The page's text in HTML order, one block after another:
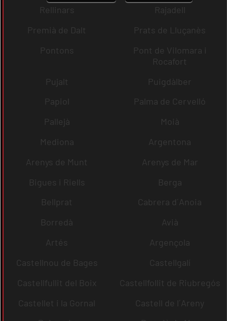
Rellinars
Rajadell
Premià de Dalt
Prats de Lluçanès
Pontons
Pont de Vilomara i
Rocafort
Pujalt
Puigdàlber
Papiol
Palma de Cervelló
Pallejà
Moià
Mediona
Argentona
Arenys de Munt
Arenys de Mar
Bigues i Riells
Berga
Bellprat
Cabrera d´Anoia
Borredà
Avià
Artés
Argençola
Castellnou de Bages
Castellgalí
Castellfullit del Boix
Castellfollit de Riubregós
Castellet i la Gornal
Castell de l´Areny